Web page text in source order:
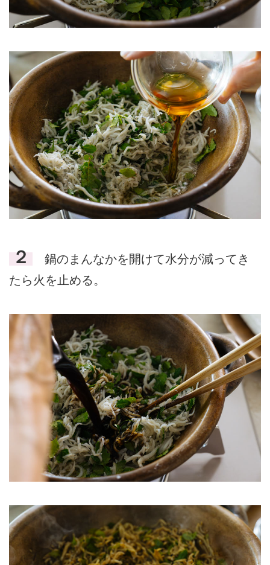
２
鍋のまんなかを開けて水分が減ってき
たら火を止める。